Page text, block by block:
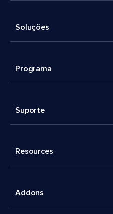
Soluções
Programa
Suporte
Resources
Addons